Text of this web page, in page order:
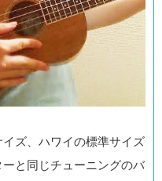
イズ、ハワイの標準サイズ
と同じチューニングのバ